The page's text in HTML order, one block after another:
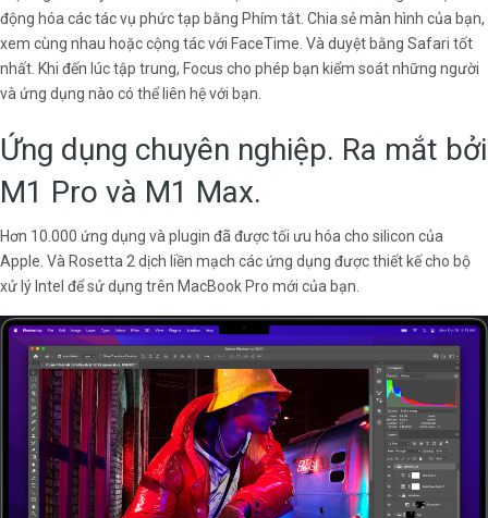
động hóa các tác vụ phức tạp bằng Phím tắt. Chia sẻ màn hình của bạn,
xem cùng nhau hoặc cộng tác với FaceTime. Và duyệt bằng Safari tốt
nhất. Khi đến lúc tập trung, Focus cho phép bạn kiểm soát những người
và ứng dụng nào có thể liên hệ với bạn.
Ứng dụng chuyên nghiệp. Ra mắt bởi
M1 Pro và M1 Max.
Hơn 10.000 ứng dụng và plugin đã được tối ưu hóa cho silicon của
Apple. Và Rosetta 2 dịch liền mạch các ứng dụng được thiết kế cho bộ
xử lý Intel để sử dụng trên MacBook Pro mới của bạn.